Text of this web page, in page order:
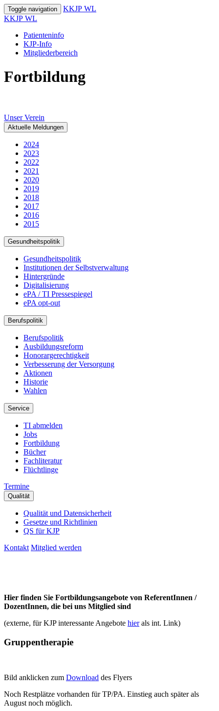
Toggle navigation KKJP WL
KKJP WL
Patienteninfo
KJP-Info
Mitgliederbereich
Fortbildung
Unser Verein
Aktuelle Meldungen
2024
2023
2022
2021
2020
2019
2018
2017
2016
2015
Gesundheitspolitik
Gesundheitspolitik
Institutionen der Selbstverwaltung
Hintergründe
Digitalisierung
ePA / TI Pressespiegel
ePA opt-out
Berufspolitik
Berufspolitik
Ausbildungsreform
Honorargerechtigkeit
Verbesserung der Versorgung
Aktionen
Historie
Wahlen
Service
TI abmelden
Jobs
Fortbildung
Bücher
Fachliteratur
Flüchtlinge
Termine
Qualität
Qualität und Datensicherheit
Gesetze und Richtlinien
QS für KJP
Kontakt Mitglied werden
Hier finden Sie Fortbildungsangebote von ReferentInnen /
DozentInnen, die bei uns Mitglied sind
(externe, für KJP interessante Angebote hierals int. Link)
Gruppentherapie
Bild anklicken zum Download des Flyers
Noch Restplätze vorhanden für TP/PA. Einstieg auch später als
August noch möglich.